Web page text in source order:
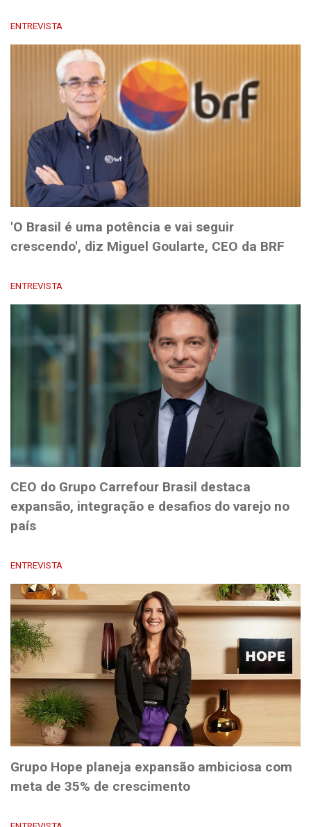
ENTREVISTA
'O Brasil é uma potência e vai seguir
crescendo', diz Miguel Goularte, CEO da BRF
ENTREVISTA
CEO do Grupo Carrefour Brasil destaca
expansão, integração e desafios do varejo no
país
ENTREVISTA
Grupo Hope planeja expansão ambiciosa com
meta de 35% de crescimento